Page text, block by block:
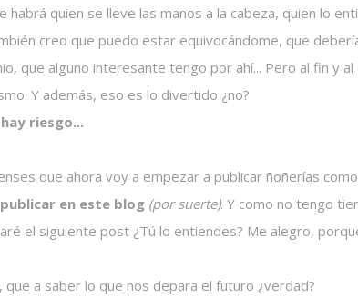
habrá quien se lleve las manos a la cabeza, quien lo
creo que puedo estar equivocándome, que
que alguno interesante tengo por ahí... Pero al fin y al
Y además, eso es lo divertido ¿no?
riesgo...
que ahora voy a empezar a publicar ñoñerías
en este blog (por suerte). Y como no tengo
el siguiente post ¿Tú lo entiendes? Me alegro,
que a saber lo que nos depara el futuro ¿verdad?